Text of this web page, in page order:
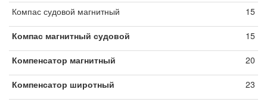
Компас судовой магнитный 15
Компас магнитный судовой 15
Компенсатор магнитный 20
Компенсатор широтный 23